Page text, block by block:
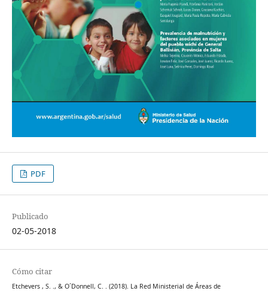
PDF
Publicado
02-05-2018
Cómo citar
Etchevers , S. ., & O´Donnell, C. . (2018). La Red Ministerial de Áreas de